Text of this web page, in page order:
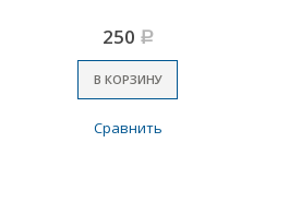
250 Р
В КОРЗИНУ
Сравнить